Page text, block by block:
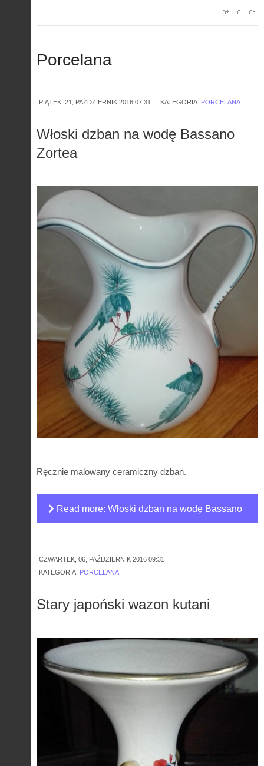
Porcelana
PIĄTEK, 21, PAŹDZIERNIK 2016 07:31 KATEGORIA: PORCELANA
Włoski dzban na wodę Bassano
Zortea
Ręcznie malowany ceramiczny dzban.
Read more: Włoski dzban na wodę Bassano
CZWARTEK, 06, PAŹDZIERNIK 2016 09:31
KATEGORIA: PORCELANA
Stary japoński wazon kutani